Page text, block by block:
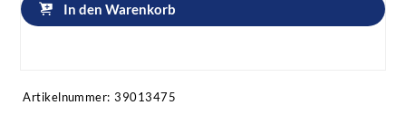
In den Warenkorb
Artikelnummer: 39013475